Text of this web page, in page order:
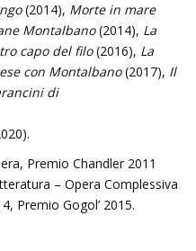
(2014), Morte in mare
Montalbano(2014), La
capo del filo(2016), La
con Montalbano(2017), Il
di
Premio Chandler 2011
– Opera Complessiva
Premio Gogol’ 2015.